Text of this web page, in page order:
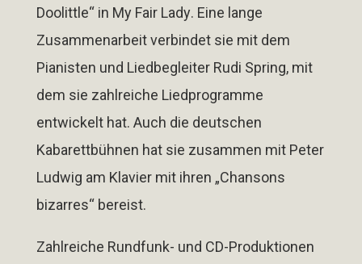
Doolittle“in My Fair Lady. Eine lange
Zusammenarbeit verbindet sie mit dem
Pianisten und Liedbegleiter Rudi Spring, mit
dem sie zahlreiche Liedprogramme
entwickelt hat. Auch die deutschen
Kabarettbühnen hat sie zusammen mit Peter
Ludwig am Klavier mit ihren „Chansons
bizarres“ bereist.
Zahlreiche Rundfunk- und CD-Produktionen